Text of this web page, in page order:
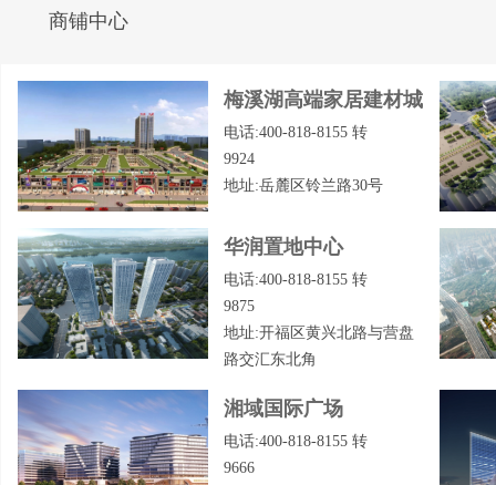
商铺中心
梅溪湖高端家居建材城
电话:400-818-8155 转
9924
地址:岳麓区铃兰路30号
华润置地中心
电话:400-818-8155 转
9875
地址:开福区黄兴北路与营盘
路交汇东北角
湘域国际广场
电话:400-818-8155 转
9666